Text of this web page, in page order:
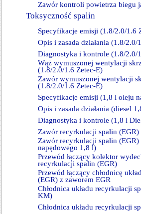
Zawór kontroli powietrza biegu
Toksyczność spalin
Specyfikacje emisji (1.8/2.0/1.6
Opis i zasada działania (1.8/2.0/
Diagnostyka i kontrole (1.8/2.0/
Wąż wymuszonej wentylacji
(1.8/2.0/1.6 Zetec-E)
Zawór wymuszonej wentylacji
(1.8/2.0/1.6 Zetec-E)
Specyfikacje emisji (1,8 l oleju
Opis i zasada działania (diesel
Diagnostyka i kontrole (1,8 l
Zawór recyrkulacji spalin
Zawór recyrkulacji spalin
napędowego 1,8 l)
Przewód łączący kolektor
recyrkulacji spalin (EGR)
Przewód łączący chłodnicę
(EGR) z zaworem EGR
Chłodnica układu recyrkulacji
KM)
Chłodnica układu recyrkulacji